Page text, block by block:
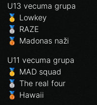
U13 vecuma grupa
🥇 Lowkey
🥈 RAZE
🥉 Madonas naži
U11 vecuma grupa
🥇 MAD squad
🥈 The real four
🥉 Hawaii